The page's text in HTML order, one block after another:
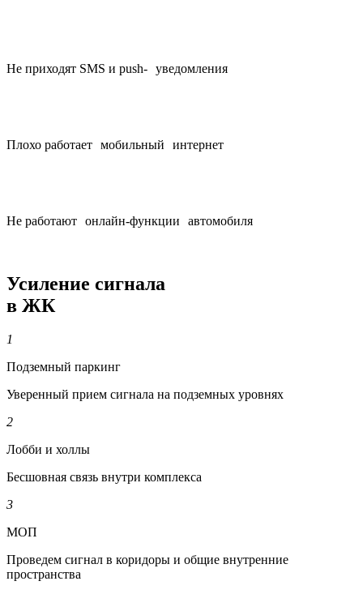
Не приходят SMS и push- уведомления
Плохо работает мобильный интернет
Не работают онлайн-функции автомобиля
Усиление сигнала
в ЖК
1
Подземный паркинг
Уверенный прием сигнала на подземных уровнях
2
Лобби и холлы
Бесшовная связь внутри комплекса
3
МОП
Проведем сигнал в коридоры и общие внутренние
пространства